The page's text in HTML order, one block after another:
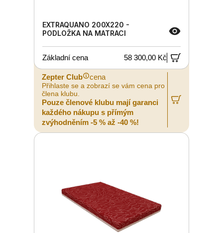
EXTRAQUANO 200X220 -
PODLOŽKA NA MATRACI
Základní cena 58 300,00 Kč
Zepter Club cena
Přihlaste se a zobrazí se vám cena pro
člena klubu.
Pouze členové klubu mají garanci
každého nákupu s přímým
zvýhodněním -5 % až -40 %!